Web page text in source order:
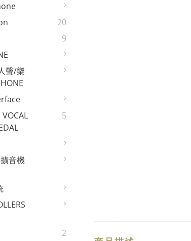
20
9
聲/樂
5
音機
2